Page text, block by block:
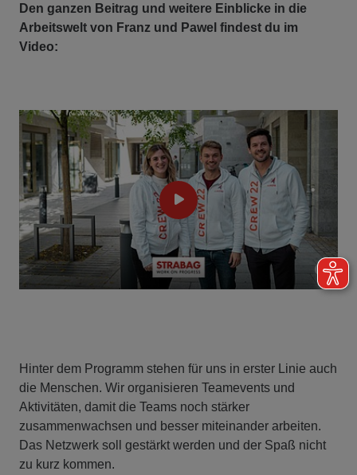
Den ganzen Beitrag und weitere Einblicke in die
Arbeitswelt von Franz und Pawel findest du im
Video:
Hinter dem Programm stehen für uns in erster Linie auch
die Menschen. Wir organisieren Teamevents und
Aktivitäten, damit die Teams noch stärker
zusammenwachsen und besser miteinander arbeiten.
Das Netzwerk soll gestärkt werden und der Spaß nicht
zu kurz kommen.